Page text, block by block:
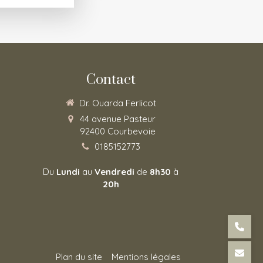
Contact
Dr. Ouarda Ferlicot
44 avenue Pasteur
92400 Courbevoie
0185152773
Du Lundi au Vendredi de 8h30 à
20h
Plan du site
Mentions légales